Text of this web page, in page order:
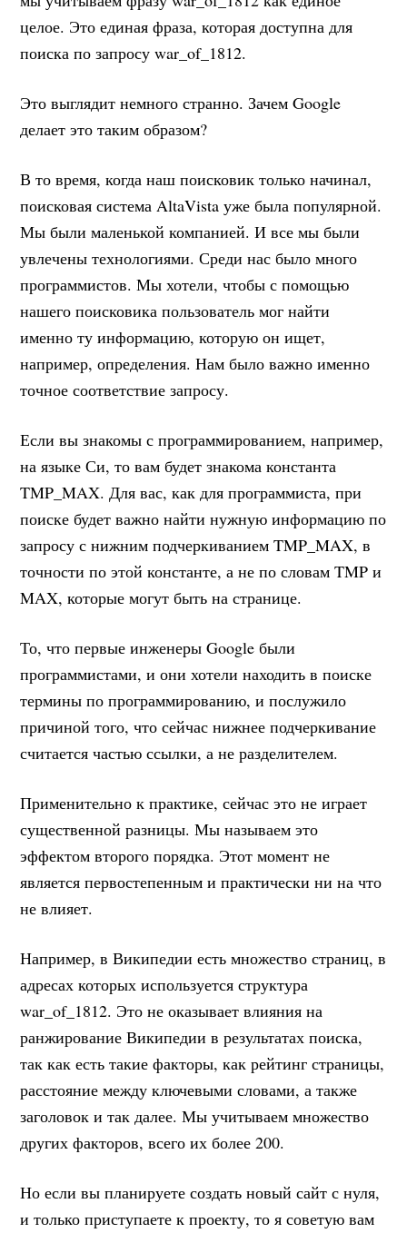
целое. Это единая фраза, которая доступна для
поиска по запросу war_of_1812.
Это выглядит немного странно. Зачем Google
делает это таким образом?
В то время, когда наш поисковик только начинал,
поисковая система AltaVista уже была популярной.
Мы были маленькой компанией. И все мы были
увлечены технологиями. Среди нас было много
программистов. Мы хотели, чтобы с помощью
нашего поисковика пользователь мог найти
именно ту информацию, которую он ищет,
например, определения. Нам было важно именно
точное соответствие запросу.
Если вы знакомы с программированием, например,
на языке Си, то вам будет знакома константа
TMP_MAX. Для вас, как для программиста, при
поиске будет важно найти нужную информацию по
запросу с нижним подчеркиванием TMP_MAX, в
точности по этой константе, а не по словам TMP и
MAX, которые могут быть на странице.
То, что первые инженеры Google были
программистами, и они хотели находить в поиске
термины по программированию, и послужило
причиной того, что сейчас нижнее подчеркивание
считается частью ссылки, а не разделителем.
Применительно к практике, сейчас это не играет
существенной разницы. Мы называем это
эффектом второго порядка. Этот момент не
является первостепенным и практически ни на что
не влияет.
Например, в Википедии есть множество страниц, в
адресах которых используется структура
war_of_1812. Это не оказывает влияния на
ранжирование Википедии в результатах поиска,
так как есть такие факторы, как рейтинг страницы,
расстояние между ключевыми словами, а также
заголовок и так далее. Мы учитываем множество
других факторов, всего их более 200.
Но если вы планируете создать новый сайт с нуля,
и только приступаете к проекту, то я советую вам